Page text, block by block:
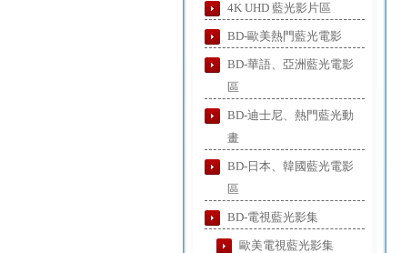
4K UHD 藍光影片區
BD-歐美熱門藍光電影
BD-華語、亞洲藍光電影
區
BD-迪士尼、熱門藍光動
畫
BD-日本、韓國藍光電影
區
BD-電視藍光影集
歐美電視藍光影集